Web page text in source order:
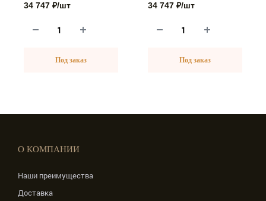
34 747 ₽/шт
Под заказ
34 747 ₽/шт
Под заказ
О КОМПАНИИ
Наши преимущества
Доставка